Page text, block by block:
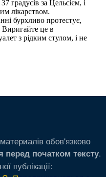
обов'язково
перед початком тексту.
публікації: